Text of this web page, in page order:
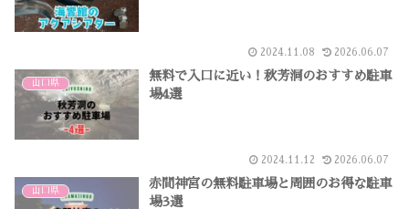
2024.11.08 2026.06.07
山口県
無料で入口に近い！秋芳洞のおすすめ駐車
場4選
2024.11.12 2026.06.07
山口県
赤間神宮の無料駐車場と周囲のお得な駐車
場3選